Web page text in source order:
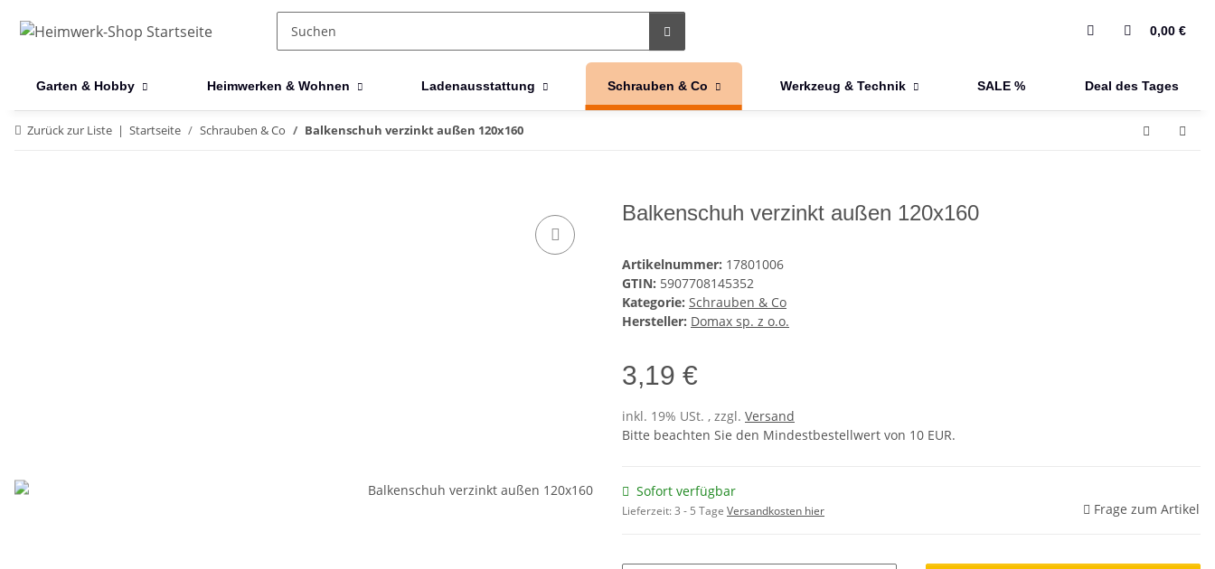
0,00 €
Garten & Hobby Heimwerken & Wohnen Ladenausstattung Schrauben & Co Werkzeug & Technik SALE % Deal des Tages
Zurück zur Liste Startseite Schrauben & Co Balkenschuh verzinkt außen 120x160
Balkenschuh verzinkt außen 120x160
Artikelnummer: 17801006
GTIN: 5907708145352
Kategorie: Schrauben & Co
Hersteller: Domax sp. z o.o.
3,19 €
inkl. 19% USt. , zzgl. Versand
Bitte beachten Sie den Mindestbestellwert von 10 EUR.
Sofort verfügbar
Lieferzeit:3 - 5 Tage Versandkosten hier Frage zum Artikel